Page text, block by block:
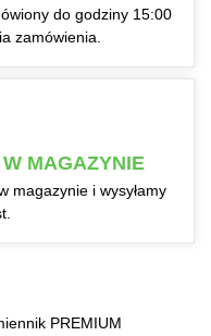
do godziny 15:00
zamówienia.
MAGAZYNIE
magazynie i wysyłamy
PREMIUM